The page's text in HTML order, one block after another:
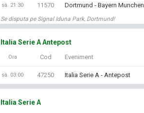
sâ. 21:30 11570 Dortmund - Bayern Munchen
Se disputa pe Signal Iduna Park, Dortmund!
Italia Serie A Antepost
Ora Cod Eveniment
sâ. 03:00 47250 Italia Serie A - Antepost
Italia Serie A